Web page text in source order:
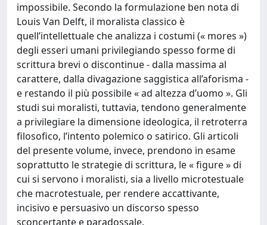
impossibile. Secondo la formulazione ben nota di
Louis Van Delft, il moralista classico è
quell’intellettuale che analizza i costumi (« mores »)
degli esseri umani privilegiando spesso forme di
scrittura brevi o discontinue - dalla massima al
carattere, dalla divagazione saggistica all’aforisma -
e restando il più possibile « ad altezza d’uomo ». Gli
studi sui moralisti, tuttavia, tendono generalmente
a privilegiare la dimensione ideologica, il retroterra
filosofico, l’intento polemico o satirico. Gli articoli
del presente volume, invece, prendono in esame
soprattutto le strategie di scrittura, le « figure » di
cui si servono i moralisti, sia a livello microtestuale
che macrotestuale, per rendere accattivante,
incisivo e persuasivo un discorso spesso
sconcertante e paradossale.